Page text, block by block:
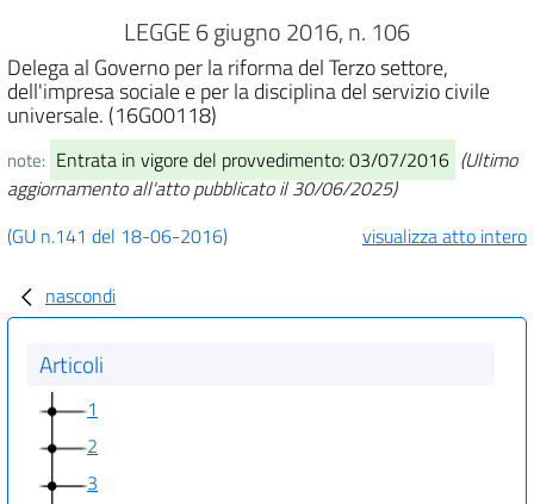
LEGGE 6 giugno 2016, n. 106
Delega al Governo per la riforma del Terzo settore,
dell'impresa sociale e per la disciplina del servizio civile
universale. (16G00118)
note: Entrata in vigore del provvedimento: 03/07/2016 (Ultimo
aggiornamento all'atto pubblicato il 30/06/2025)
(GU n.141 del 18-06-2016)
visualizza atto intero
nascondi
Articoli
1
2
3